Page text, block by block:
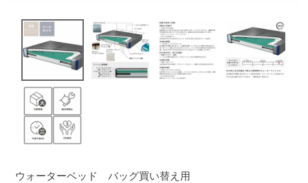
ウォーターベッド バッグ買い替え用